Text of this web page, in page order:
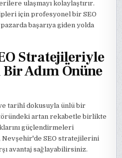
ulaşmayı kolaylaştırır.
için profesyonel bir SEO
başarıya giden yolda
Stratejileriyle
Adım Önüne
tarihî dokusuyla ünlü bir
artan rekabetle birlikte
güçlendirmeleri
Nevşehir'de SEO stratejilerini
avantaj sağlayabilirsiniz.